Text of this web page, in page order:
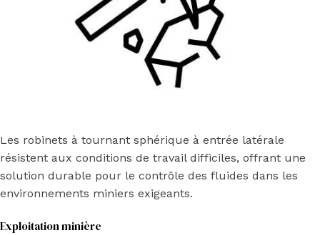
Les robinets à tournant sphérique à entrée latérale
résistent aux conditions de travail difficiles, offrant une
solution durable pour le contrôle des fluides dans les
environnements miniers exigeants.
Exploitation minière